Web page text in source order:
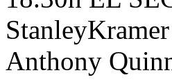
Anthony